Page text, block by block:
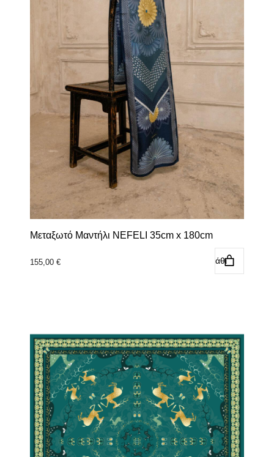
Μεταξωτό Μαντήλι NEFELI 35cm x 180cm
155,00 € Προσθήκη στο καλάθι